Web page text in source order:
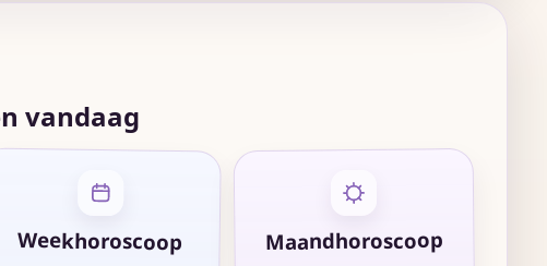
vandaag
Weekhoroscoop Maandhoroscoop